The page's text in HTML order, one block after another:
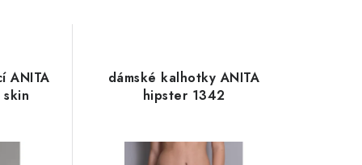
ANITA
dámské kalhotky ANITA
hipster 1342